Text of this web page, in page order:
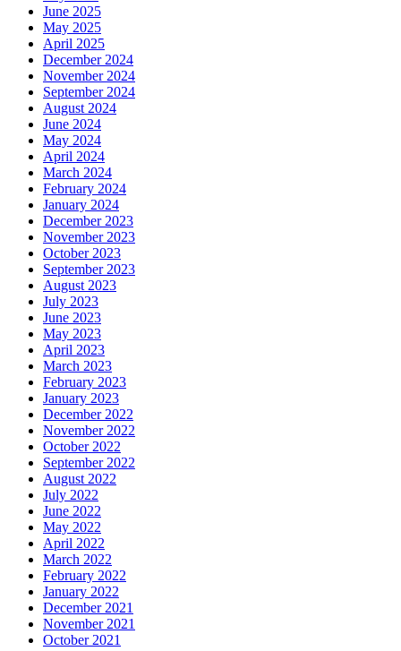
June 2025
May 2025
April 2025
December 2024
November 2024
September 2024
August 2024
June 2024
May 2024
April 2024
March 2024
February 2024
January 2024
December 2023
November 2023
October 2023
September 2023
August 2023
July 2023
June 2023
May 2023
April 2023
March 2023
February 2023
January 2023
December 2022
November 2022
October 2022
September 2022
August 2022
July 2022
June 2022
May 2022
April 2022
March 2022
February 2022
January 2022
December 2021
November 2021
October 2021